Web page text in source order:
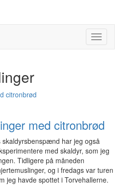
Toggle
med citronbrød
har jeg også
med skaldyr, som jeg
Tidligere på måneden
og i fredags var turen
jeg havde spottet i Torvehallerne.